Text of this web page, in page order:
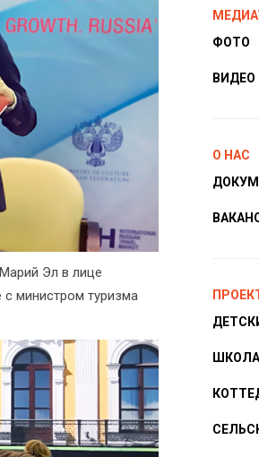
Эл в лице
с министром туризма
ФОТО
ВИДЕО
О НАС
ШКОЛА